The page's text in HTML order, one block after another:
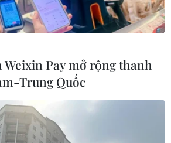
Weixin Pay mở rộng thanh
Trung Quốc